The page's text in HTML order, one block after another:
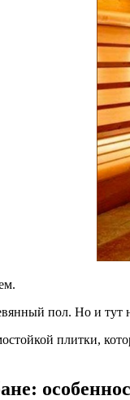
пол. Но и тут
плитки,